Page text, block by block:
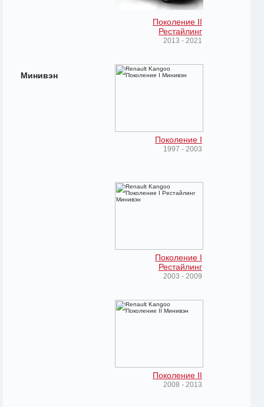
Поколение II
Рестайлинг
2013 - 2021
Минивэн
Поколение I
1997 - 2003
Поколение I
Рестайлинг
2003 - 2009
Поколение II
2008 - 2013